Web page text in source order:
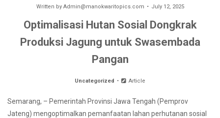
Written by Admin@manokwaritopics.com July 12, 2025
Optimalisasi Hutan Sosial Dongkrak
Produksi Jagung untuk Swasembada
Pangan
Uncategorized Article
Semarang, – Pemerintah Provinsi Jawa Tengah (Pemprov
Jateng) mengoptimalkan pemanfaatan lahan perhutanan sosial